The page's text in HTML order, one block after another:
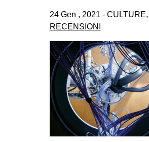
DEGENERAZIONE
CSOA LAMBRETTA
MSM
STUDENTI TSUNAMI
ZAM
MILANO
24 Gen , 2021 - CULTURE,
RECENSIONI